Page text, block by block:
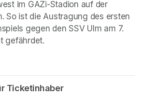
im GAZi-Stadion auf der
So ist die Austragung des ersten
gegen den SSV Ulm am 7.
gefährdet.
Ticketinhaber